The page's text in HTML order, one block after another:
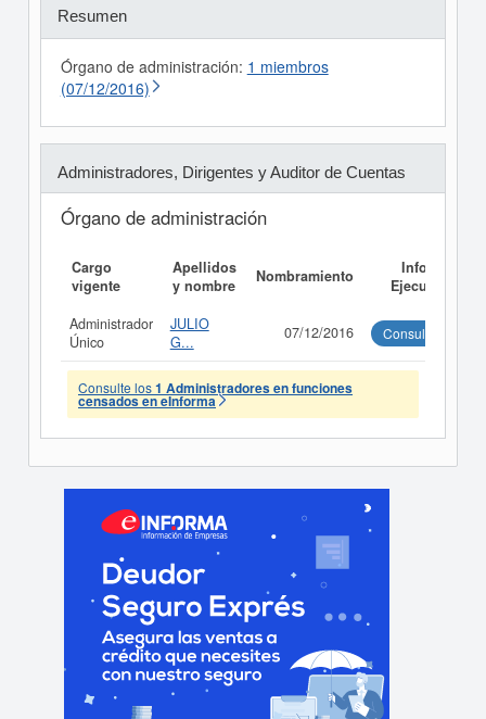
Resumen
Órgano de administración: 1 miembros
(07/12/2016)
Administradores, Dirigentes y Auditor de Cuentas
Órgano de administración
Cargo
vigente
Apellidos
y nombre
Nombramiento
Informe
Ejecutivo
Administrador
Único
JULIO
G...
07/12/2016 Consultar
Consulte los1 Administradores en funciones
censados en eInforma